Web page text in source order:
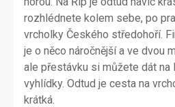
rozhlédnete kolem sebe, po
vrcholky Českého středohoří.
je o něco náročnější a ve dvou
ale přestávku si můžete dát na
vyhlídky. Odtud je cesta na
krátká.